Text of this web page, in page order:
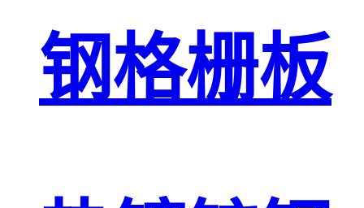
钢格栅板